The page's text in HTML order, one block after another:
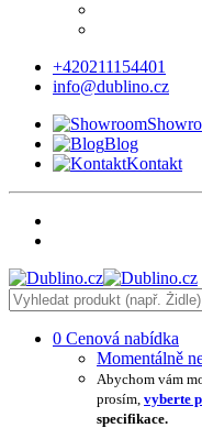
+420211154401
info@dublino.cz
Blog
Kontakt
0 Cenová nabídka
Momentálně
Abychom vám
prosím, vyberte
specifikace.